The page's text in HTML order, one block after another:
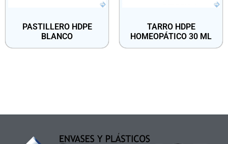
PASTILLERO HDPE
BLANCO
TARRO HDPE
HOMEOPÁTICO 30 ML